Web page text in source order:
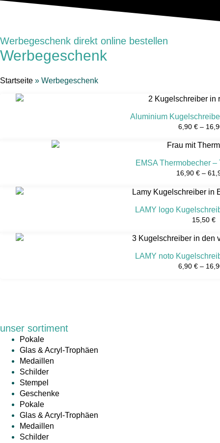
Werbegeschenk direkt online bestellen
Werbegeschenk
Startseite » Werbegeschenk
Aluminium
6,90 € –
EMSA Thermobecher –
16,90 € –
LAMY logo
15,50 €
LAMY noto
6,90 € –
unser sortiment
Pokale
Glas & Acryl-Trophäen
Medaillen
Schilder
Stempel
Geschenke
Pokale
Glas & Acryl-Trophäen
Medaillen
Schilder